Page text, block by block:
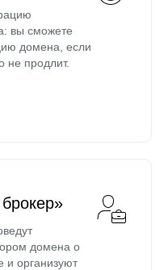
вы сможете
домена, если
не продлит.
домена о
и организуют